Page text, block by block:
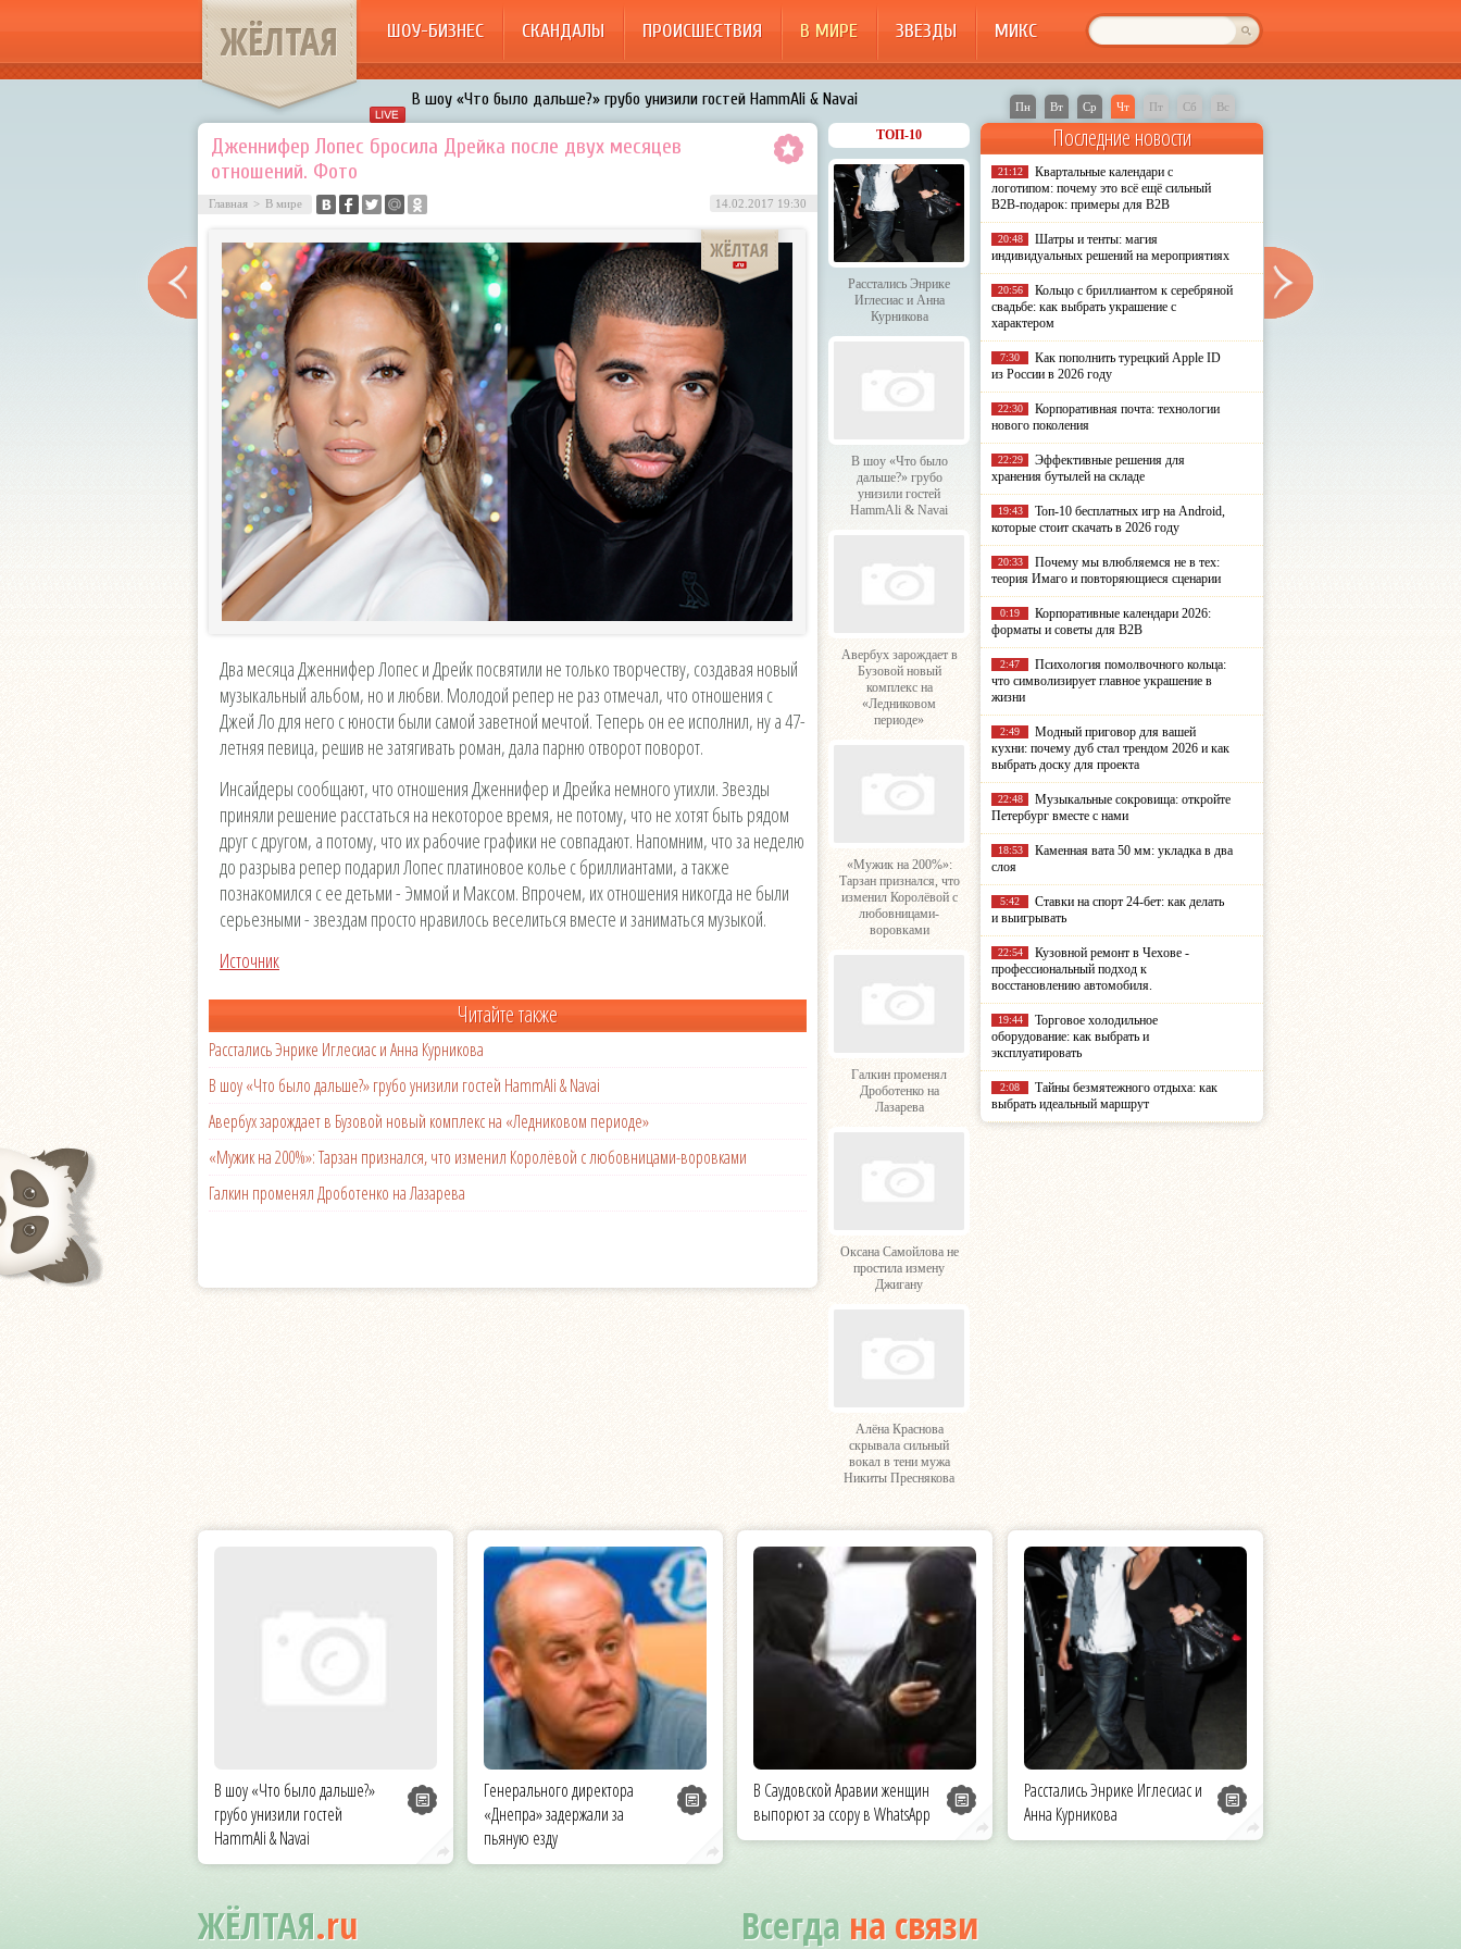
ЖЁЛТАЯ ШОУ-БИЗНЕС СКАНДАЛЫ ПРОИСШЕСТВИЯ В МИРЕ ЗВЕЗДЫ МИКС
В шоу «Что было дальше?» грубо унизили гостей HammAli & Navai
Авербух зарождает в Бузовой новый комплекс на «Ледниковом периоде»
«Мужик на 200%»: Тарзан признался, что изменил Королёвой с любовницами-
воровками
Галкин променял Дроботенко на Лазарева
Расстались Энрике Иглесиас и Анна Курникова
Пн Вт Ср Чт Пт Сб Вс
Дженнифер Лопес бросила Дрейка после двух месяцев
отношений. Фото
Главная > В мире 14.02.2017 19:30
Два месяца Дженнифер Лопес и Дрейк посвятили не только творчеству, создавая новый
музыкальный альбом, но и любви. Молодой репер не раз отмечал, что отношения с
Джей Ло для него с юности были самой заветной мечтой. Теперь он ее исполнил, ну а 47-
летняя певица, решив не затягивать роман, дала парню отворот поворот.
Инсайдеры сообщают, что отношения Дженнифер и Дрейка немного утихли. Звезды
приняли решение расстаться на некоторое время, не потому, что не хотят быть рядом
друг с другом, а потому, что их рабочие графики не совпадают. Напомним, что за неделю
до разрыва репер подарил Лопес платиновое колье с бриллиантами, а также
познакомился с ее детьми - Эммой и Максом. Впрочем, их отношения никогда не были
серьезными - звездам просто нравилось веселиться вместе и заниматься музыкой.
Источник
Читайте также
Расстались Энрике Иглесиас и Анна Курникова
В шоу «Что было дальше?» грубо унизили гостей HammAli & Navai
Авербух зарождает в Бузовой новый комплекс на «Ледниковом периоде»
«Мужик на 200%»: Тарзан признался, что изменил Королёвой с любовницами-воровками
Галкин променял Дроботенко на Лазарева
ТОП-10
Расстались Энрике
Иглесиас и Анна
Курникова
В шоу «Что было
дальше?» грубо
унизили гостей
HammAli & Navai
Авербух зарождает в
Бузовой новый
комплекс на
«Ледниковом
периоде»
«Мужик на 200%»:
Тарзан признался, что
изменил Королёвой с
любовницами-
воровками
Галкин променял
Дроботенко на
Лазарева
Оксана Самойлова не
простила измену
Джигану
Алёна Краснова
скрывала сильный
вокал в тени мужа
Никиты Преснякова
Последние новости
21:12
Квартальные календари с
логотипом: почему это всё ещё сильный
B2B-подарок: примеры для B2B
20:48
Шатры и тенты: магия
индивидуальных решений на мероприятиях
20:56
Кольцо с бриллиантом к серебряной
свадьбе: как выбрать украшение с
характером
7:30
Как пополнить турецкий Apple ID
из России в 2026 году
22:30
Корпоративная почта: технологии
нового поколения
22:29
Эффективные решения для
хранения бутылей на складе
19:43
Топ-10 бесплатных игр на Android,
которые стоит скачать в 2026 году
20:33
Почему мы влюбляемся не в тех:
теория Имаго и повторяющиеся сценарии
0:19
Корпоративные календари 2026:
форматы и советы для B2B
2:47
Психология помолвочного кольца:
что символизирует главное украшение в
жизни
2:49
Модный приговор для вашей
кухни: почему дуб стал трендом 2026 и как
выбрать доску для проекта
22:48
Музыкальные сокровища: откройте
Петербург вместе с нами
18:53
Каменная вата 50 мм: укладка в два
слоя
5:42
Ставки на спорт 24-бет: как делать
и выигрывать
22:54
Кузовной ремонт в Чехове -
профессиональный подход к
восстановлению автомобиля.
19:44
Торговое холодильное
оборудование: как выбрать и
эксплуатировать
2:08
Тайны безмятежного отдыха: как
выбрать идеальный маршрут
В шоу «Что было дальше?»
грубо унизили гостей
HammAli & Navai
Генерального директора
«Днепра» задержали за
пьяную езду
В Саудовской Аравии женщин
выпорют за ссору в WhatsApp
Расстались Энрике Иглесиас и
Анна Курникова
ЖЁЛТАЯ.ru Всегда на связи